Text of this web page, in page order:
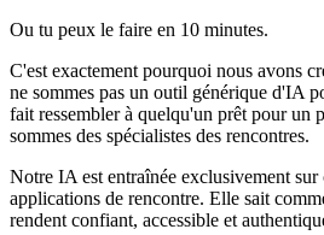
Ou tu peux le faire en 10 minutes.
C'est exactement pourquoi nous avons
ne sommes pas un outil générique d'IA
fait ressembler à quelqu'un prêt pour un
sommes des spécialistes des rencontres.
Notre IA est entraînée exclusivement
applications de rencontre. Elle sait
rendent confiant, accessible et